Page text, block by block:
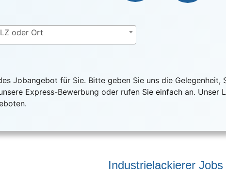
oder Ort
Jobangebot für Sie. Bitte geben Sie uns die Gelegenheit,
Express-Bewerbung oder rufen Sie einfach an. Unser
Industrielackierer